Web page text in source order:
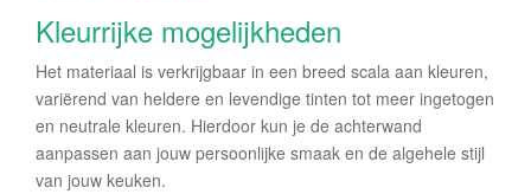
Kleurrijke mogelijkheden
Het materiaal is verkrijgbaar in een breed scala aan kleuren,
variërend van heldere en levendige tinten tot meer ingetogen
en neutrale kleuren. Hierdoor kun je de achterwand
aanpassen aan jouw persoonlijke smaak en de algehele stijl
van jouw keuken.